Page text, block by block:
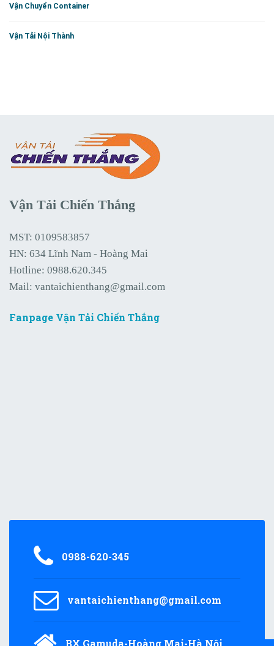
Vận Chuyển Container
Vận Tải Nội Thành
Vận Tải Chiến Thắng
MST: 0109583857
HN: 634 Lĩnh Nam - Hoàng Mai
Hotline: 0988.620.345
Mail: vantaichienthang@gmail.com
Fanpage Vận Tải Chiến Thắng
0988-620-345
vantaichienthang@gmail.com
BX Gamuda-Hoàng Mai-Hà Nội